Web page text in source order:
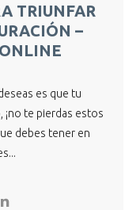
TRIUNFAR
–
es que tu
te pierdas estos
debes tener en